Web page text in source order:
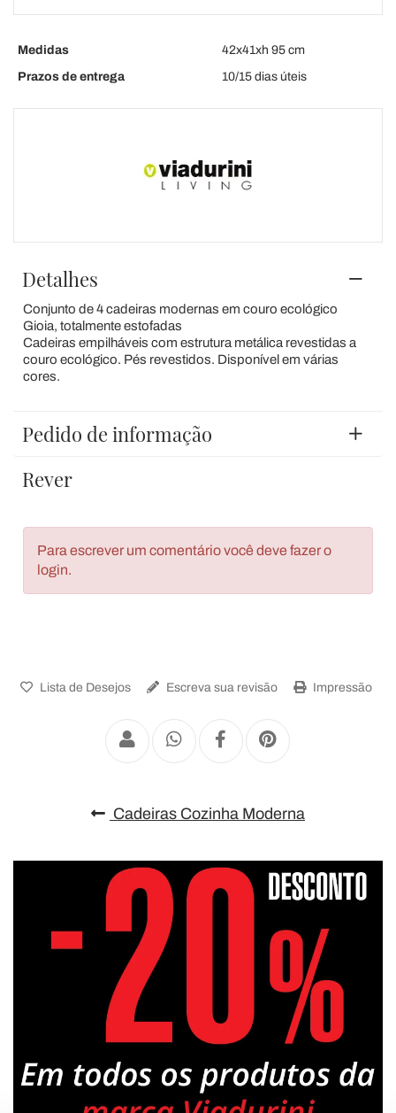
Medidas
42x41xh 95 cm
Prazos de entrega
10/15 dias úteis
Detalhes
Conjunto de 4 cadeiras modernas em couro ecológico
Gioia, totalmente estofadas
Cadeiras empilháveis com estrutura metálica revestidas a
couro ecológico. Pés revestidos. Disponível em várias
cores.
Pedido de informação
Rever
Para escrever um comentário você deve fazer o
login.
Lista de Desejos Escreva sua revisão Impressão
Cadeiras Cozinha Moderna